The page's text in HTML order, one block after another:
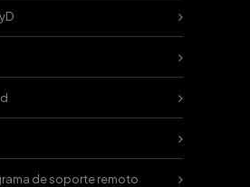
de soporte remoto